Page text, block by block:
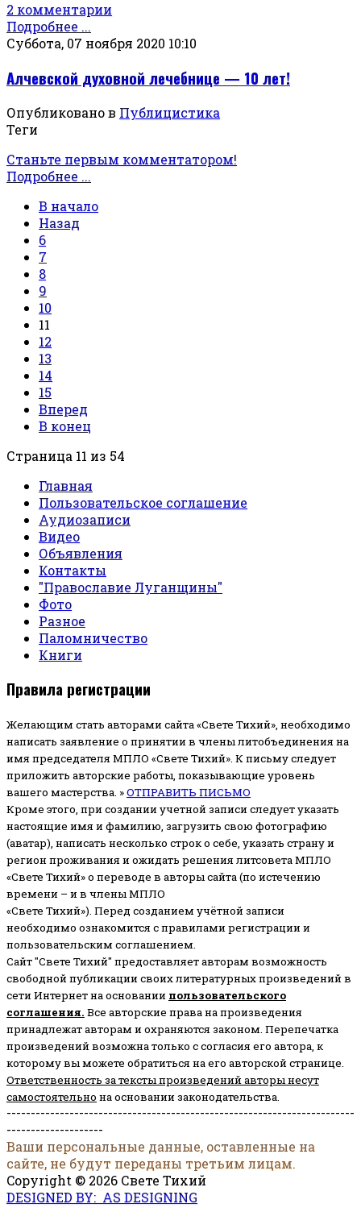
2 комментарии
Подробнее ...
Суббота, 07 ноября 2020 10:10
Алчевской духовной лечебнице — 10 лет!
Опубликовано в Публицистика
Теги
Станьте первым комментатором!
Подробнее ...
В начало
Назад
6
7
8
9
10
11
12
13
14
15
Вперед
В конец
Страница 11 из 54
Главная
Пользовательское соглашение
Аудиозаписи
Видео
Объявления
Контакты
"Православие Луганщины"
Фото
Разное
Паломничество
Книги
Правила регистрации
Желающим стать авторами сайта «Свете Тихий», необходимо
написать заявление о принятии в члены литобъединения на
имя председателя МПЛО «Свете Тихий». К письму следует
приложить авторские работы, показывающие уровень
вашего мастерства. »ОТПРАВИТЬ ПИСЬМО
Кроме этого, при создании учетной записи следует указать
настоящие имя и фамилию, загрузить свою фотографию
(аватар), написать несколько строк о себе, указать страну и
регион проживания и ожидать решения литсовета МПЛО
«Свете Тихий» о переводе в авторы сайта (по истечению
времени – и в члены МПЛО
«Свете Тихий»). Перед созданием учётной записи
необходимо ознакомится с правилами регистрации и
пользовательским соглашением.
Сайт "Свете Тихий" предоставляет авторам возможность
свободной публикации своих литературных произведений в
сети Интернет на основании пользовательского
соглашения. Все авторские права на произведения
принадлежат авторам и охраняются законом. Перепечатка
произведений возможна только с согласия его автора, к
которому вы можете обратиться на его авторской странице.
Ответственность за тексты произведений авторы несут
самостоятельно на основании законодательства.
------------------------------------------------------------------------
--------------------
Ваши персональные данные, оставленные на
сайте, не будут переданы третьим лицам.
Copyright © 2026 Свете Тихий
DESIGNED BY: AS DESIGNING